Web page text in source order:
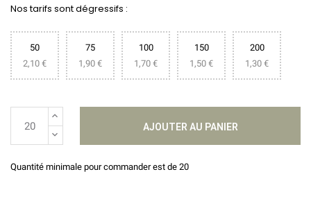
Nos tarifs sont dégressifs :
50
2,10 €
75
1,90 €
100
1,70 €
150
1,50 €
200
1,30 €
AJOUTER AU PANIER
Quantité minimale pour commander est de 20